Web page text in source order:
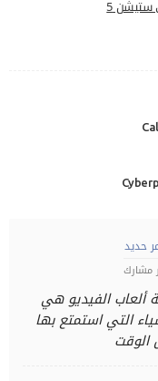
ستيشن 5
حديد
مشارك
ألعاب الفيديو هي
التي استمتع بها
الوقت